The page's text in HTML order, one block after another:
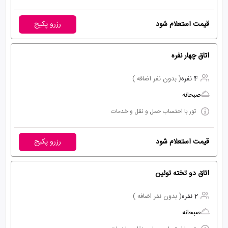
قیمت استعلام شود رزرو پکیج
اتاق چهار نفره
4 نفره
( بدون نفر اضافه )
صبحانه
تور با احتساب حمل و نقل و خدمات
قیمت استعلام شود رزرو پکیج
اتاق دو تخته توئین
2 نفره
( بدون نفر اضافه )
صبحانه